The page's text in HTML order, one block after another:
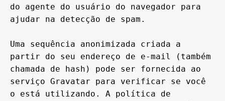
do agente do usuário do navegador para
ajudar na detecção de spam.
Uma sequência anonimizada criada a
partir do seu endereço de e-mail (também
chamada de hash) pode ser fornecida ao
serviço Gravatar para verificar se você
o está utilizando. A política de